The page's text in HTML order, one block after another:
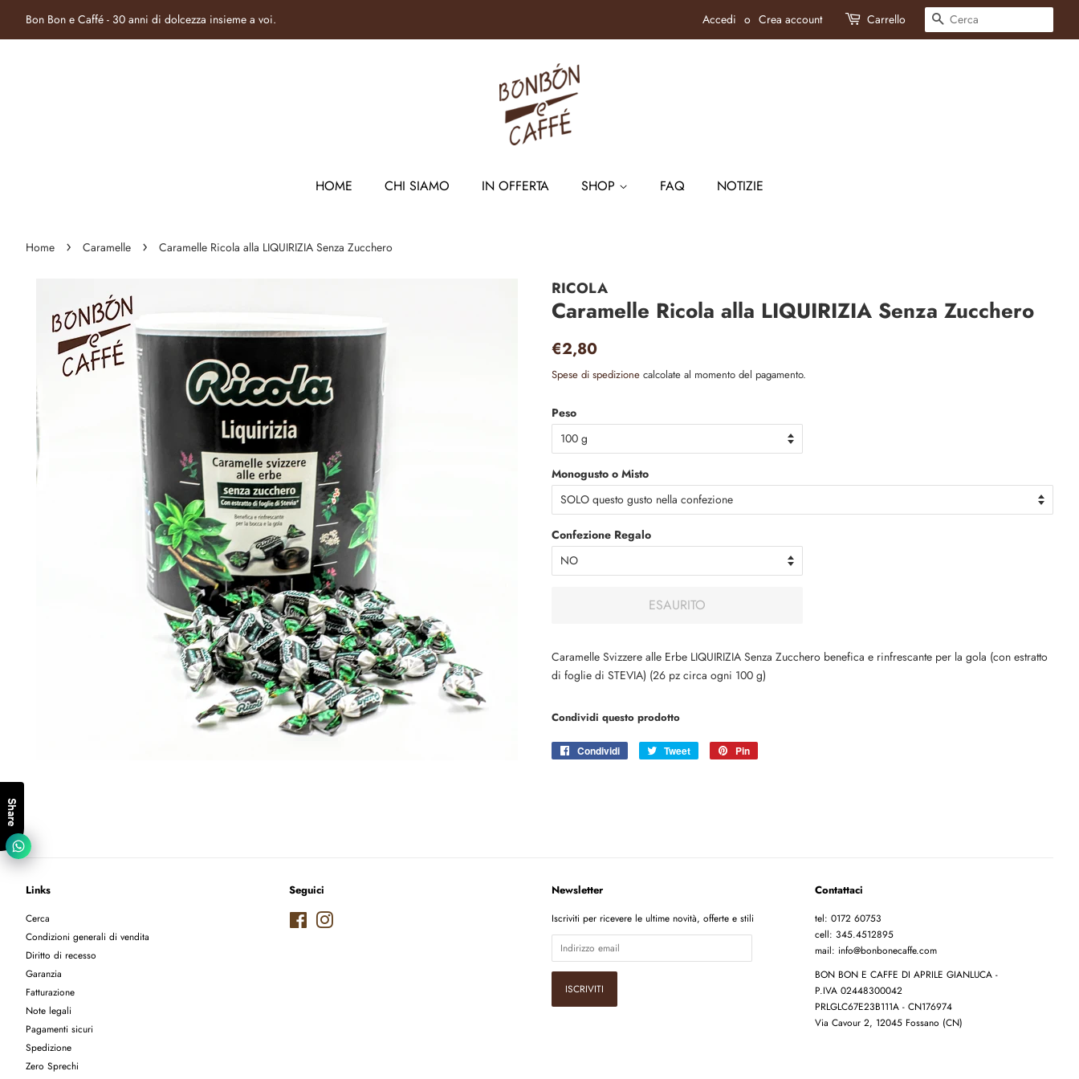
Bon Bon e Caffé - 30 anni di dolcezza insieme a voi. Accedi o Crea account Carrello CERCA
HOME CHI SIAMO IN OFFERTA SHOP FAQ NOTIZIE
Home › Caramelle › Caramelle Ricola alla LIQUIRIZIA Senza Zucchero
RICOLA
Caramelle Ricola alla LIQUIRIZIA Senza Zucchero
Prezzo
listino
€2,80
Spese di spedizione calcolate al momento del pagamento.
Peso
Monogusto o Misto
Confezione Regalo
ESAURITO
Caramelle Svizzere alle Erbe LIQUIRIZIA Senza Zucchero benefica e rinfrescante per la gola (con estratto
di foglie di STEVIA) (26 pz circa ogni 100 g)
Condividi questo prodotto
Condividi
CondividiTweet
Twitta
Pin
Links
Cerca
Condizioni generali di vendita
Diritto di recesso
Garanzia
Fatturazione
Note legali
Pagamenti sicuri
Spedizione
Zero Sprechi
Seguici
FacebookInstagram
Newsletter
Iscriviti per ricevere le ultime novità, offerte e stili
Contattaci
tel: 0172 60753
cell: 345.4512895
mail: info@bonbonecaffe.com
BON BON E CAFFE DI APRILE GIANLUCA -
P.IVA 02448300042
PRLGLC67E23B111A - CN176974
Via Cavour 2, 12045 Fossano (CN)
Share